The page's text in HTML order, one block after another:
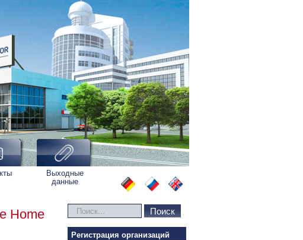
Выходные
данные
Home
Искать... Поиск
Регистрация организаций